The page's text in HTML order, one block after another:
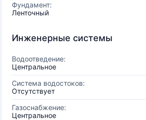
Фундамент:
Ленточный
Инженерные системы
Водоотведение:
Центральное
Система водостоков:
Отсутствует
Газоснабжение:
Центральное